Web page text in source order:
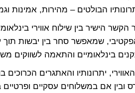
הבולטים – מהירות, אמינות
שמאפשר סחר בין יבשות תוך
בינלאומיים והתאמה לשווקים
יתרונותיו והאתגרים הכרוכים
ובין אם במשלוחים עסקיים